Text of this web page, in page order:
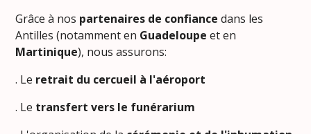
Grâce à nos partenaires de confiance dans les
Antilles (notamment en Guadeloupe et en
Martinique), nous assurons:
. Le retrait du cercueil à l'aéroport
. Le transfert vers le funérarium